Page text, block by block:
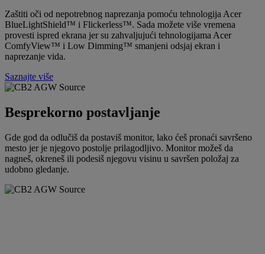
Zaštiti oči od nepotrebnog naprezanja pomoću tehnologija Acer
BlueLightShield™ i Flickerless™. Sada možete više vremena
provesti ispred ekrana jer su zahvaljujući tehnologijama Acer
ComfyView™ i Low Dimming™ smanjeni odsjaj ekran i
naprezanje vida.
Saznajte više
Besprekorno postavljanje
Gde god da odlučiš da postaviš monitor, lako ćeš pronaći savršeno
mesto jer je njegovo postolje prilagodljivo. Monitor možeš da
nagneš, okreneš ili podesiš njegovu visinu u savršen položaj za
udobno gledanje.